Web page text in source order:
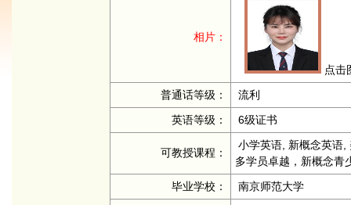
相片：
点击
普通话等级：
流利
英语等级：
6级证书
可教授课程：
小学英语, 新概念英语
多学员卓越，新概念青
毕业学校：
南京师范大学